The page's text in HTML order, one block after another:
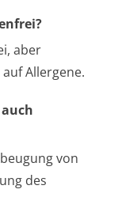
aber
Allergene.
von
des